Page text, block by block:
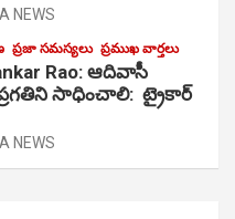
NEWS
ప్రజా సమస్యలు ప్రముఖ వార్తలు
Rao: ఆదివాసీ
సాధించాలి: ట్రైకార్
NEWS